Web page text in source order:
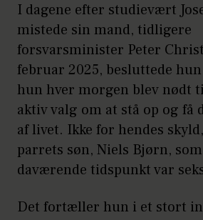
I dagene efter studievært
mistede sin mand, tidligere
forsvarsminister Peter
februar 2025, besluttede
hun hver morgen blev nødt
aktiv valg om at stå op og få
af livet. Ikke for hendes
parrets søn, Niels Bjørn,
daværende tidspunkt var
Det fortæller hun i et stort